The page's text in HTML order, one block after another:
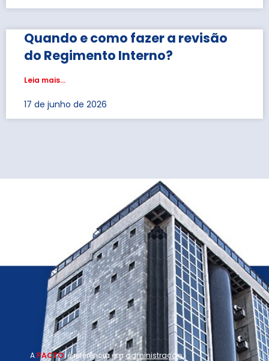
Quando e como fazer a revisão
do Regimento Interno?
Leia mais...
17 de junho de 2026
A PACTOé referência emadministração